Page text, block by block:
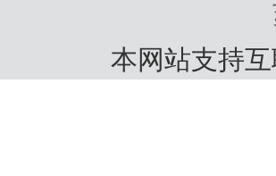
本网站支持